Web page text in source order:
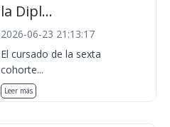
la Dipl...
2026-06-23 21:13:17
El cursado de la sexta
cohorte...
Leer más